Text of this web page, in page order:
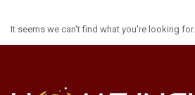
It seems we can't find what you're looking for.